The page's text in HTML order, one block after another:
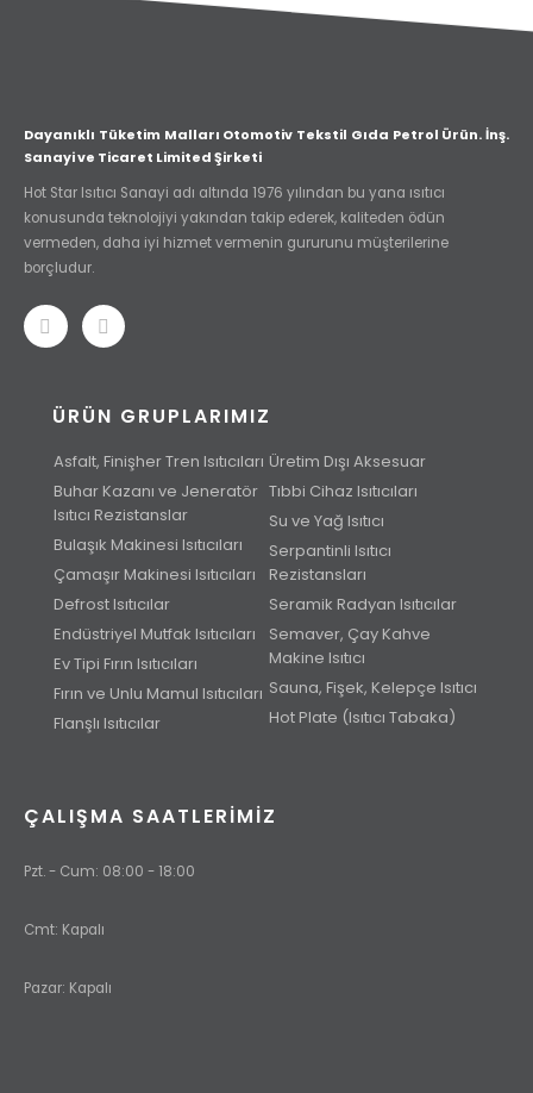
Dayanıklı Tüketim Malları Otomotiv Tekstil Gıda Petrol Ürün. İnş.
Sanayi ve Ticaret Limited Şirketi
Hot Star Isıtıcı Sanayi adı altında 1976 yılından bu yana ısıtıcı
konusunda teknolojiyi yakından takip ederek, kaliteden ödün
vermeden, daha iyi hizmet vermenin gururunu müşterilerine
borçludur.
ÜRÜN GRUPLARIMIZ
Asfalt, Finişher Tren Isıtıcıları
Buhar Kazanı ve Jeneratör
Isıtıcı Rezistanslar
Bulaşık Makinesi Isıtıcıları
Çamaşır Makinesi Isıtıcıları
Defrost Isıtıcılar
Endüstriyel Mutfak Isıtıcıları
Ev Tipi Fırın Isıtıcıları
Fırın ve Unlu Mamul Isıtıcıları
Flanşlı Isıtıcılar
Üretim Dışı Aksesuar
Tıbbi Cihaz Isıtıcıları
Su ve Yağ Isıtıcı
Serpantinli Isıtıcı
Rezistansları
Seramik Radyan Isıtıcılar
Semaver, Çay Kahve
Makine Isıtıcı
Sauna, Fişek, Kelepçe Isıtıcı
Hot Plate (Isıtıcı Tabaka)
ÇALIŞMA SAATLERIMIZ
Pzt. - Cum: 08:00 - 18:00
Cmt: Kapalı
Pazar: Kapalı